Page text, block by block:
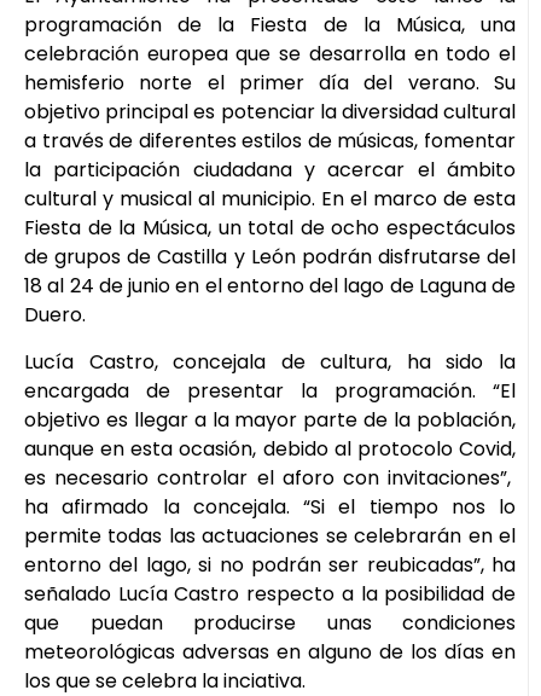
programación de la Fiesta de la Música, una
celebración europea que se desarrolla en todo el
hemisferio norte el primer día del verano. Su
objetivo principal es potenciar la diversidad cultural
a través de diferentes estilos de músicas, fomentar
la participación ciudadana y acercar el ámbito
cultural y musical al municipio. En el marco de esta
Fiesta de la Música, un total de ocho espectáculos
de grupos de Castilla y León podrán disfrutarse del
18 al 24 de junio en el entorno del lago de Laguna de
Duero.
Lucía Castro, concejala de cultura, ha sido la
encargada de presentar la programación. “El
objetivo es llegar a la mayor parte de la población,
aunque en esta ocasión, debido al protocolo Covid,
es necesario controlar el aforo con invitaciones”,
ha afirmado la concejala. “Si el tiempo nos lo
permite todas las actuaciones se celebrarán en el
entorno del lago, si no podrán ser reubicadas”, ha
señalado Lucía Castro respecto a la posibilidad de
que puedan producirse unas condiciones
meteorológicas adversas en alguno de los días en
los que se celebra la inciativa.